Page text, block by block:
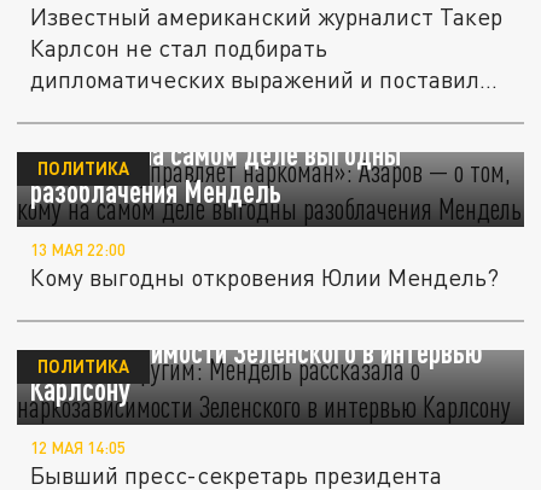
Известный американский журналист Такер
Карлсон не стал подбирать
дипломатических выражений и поставил
«Украиной управляет наркоман»: Азаров — о
том, кому на самом деле выгодны
разоблачения Мендель
ПОЛИТИКА
13 МАЯ 22:00
Кому выгодны откровения Юлии Мендель?
"Выходил другим": Мендель рассказала о
наркозависимости Зеленского в интервью
Карлсону
ПОЛИТИКА
12 МАЯ 14:05
Бывший пресс-секретарь президента